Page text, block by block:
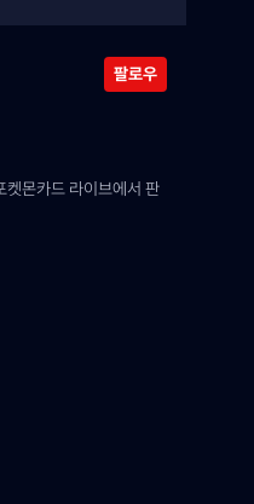
팔로우
몬카드 라이브에서 판